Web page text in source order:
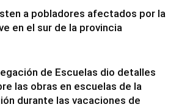
a pobladores afectados por la
en el sur de la provincia
de Escuelas dio detalles
las obras en escuelas de la
durante las vacaciones de